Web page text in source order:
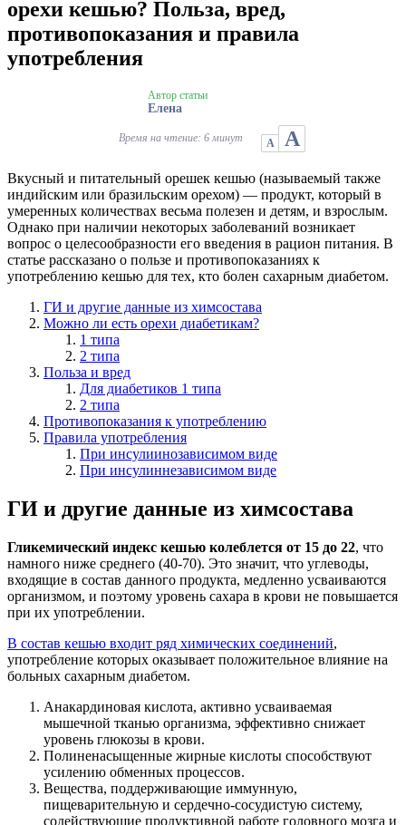
орехи кешью? Польза, вред,
противопоказания и правила
употребления
Автор статьи
Елена
Время на чтение: 6 минут А А
Вкусный и питательный орешек кешью (называемый также
индийским или бразильским орехом) — продукт, который в
умеренных количествах весьма полезен и детям, и взрослым.
Однако при наличии некоторых заболеваний возникает
вопрос о целесообразности его введения в рацион питания. В
статье рассказано о пользе и противопоказаниях к
употреблению кешью для тех, кто болен сахарным диабетом.
ГИ и другие данные из химсостава
Можно ли есть орехи диабетикам?
1 типа
2 типа
Польза и вред
Для диабетиков 1 типа
2 типа
Противопоказания к употреблению
Правила употребления
При инсулиинозависимом виде
При инсулиннезависимом виде
ГИ и другие данные из химсостава
Гликемический индекс кешью колеблется от 15 до 22, что
намного ниже среднего (40-70). Это значит, что углеводы,
входящие в состав данного продукта, медленно усваиваются
организмом, и поэтому уровень сахара в крови не повышается
при их употреблении.
В состав кешью входит ряд химических соединений,
употребление которых оказывает положительное влияние на
больных сахарным диабетом.
Анакардиновая кислота, активно усваиваемая
мышечной тканью организма, эффективно снижает
уровень глюкозы в крови.
Полиненасыщенные жирные кислоты способствуют
усилению обменных процессов.
Вещества, поддерживающие иммунную,
пищеварительную и сердечно-сосудистую систему,
содействующие продуктивной работе головного мозга и